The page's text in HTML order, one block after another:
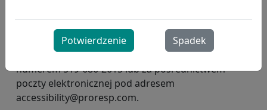
polityki lub planu dostępności albo aby zamówić
ten dokument w formacie dostępnym lub
alternatywnym, skontaktuj się z działem kadr pod
numerem 519-686-2615 lub za pośrednictwem
poczty elektronicznej pod adresem
accessibility@proresp.com.
Potwierdzenie Spadek